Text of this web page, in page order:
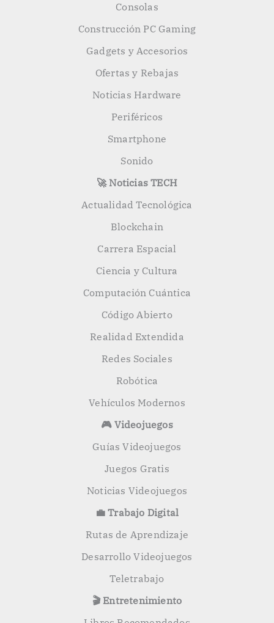
Consolas
Construcción PC Gaming
Gadgets y Accesorios
Ofertas y Rebajas
Noticias Hardware
Periféricos
Smartphone
Sonido
🚀 Noticias TECH
Actualidad Tecnológica
Blockchain
Carrera Espacial
Ciencia y Cultura
Computación Cuántica
Código Abierto
Realidad Extendida
Redes Sociales
Robótica
Vehículos Modernos
🎮 Videojuegos
Guías Videojuegos
Juegos Gratis
Noticias Videojuegos
💼 Trabajo Digital
Rutas de Aprendizaje
Desarrollo Videojuegos
Teletrabajo
🎬 Entretenimiento